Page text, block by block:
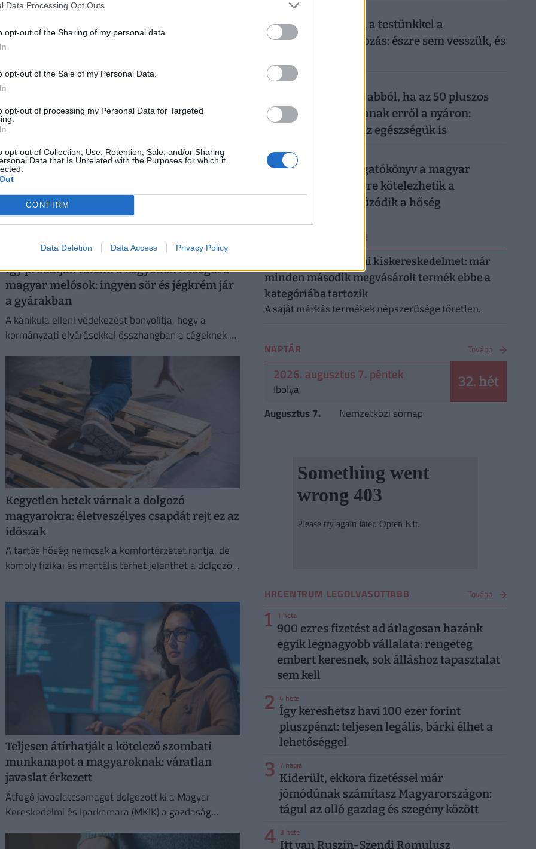
Data Processing Opt Outs
opt-out of the Sharing of my personal data.
opt-out of the Sale of my Personal Data.
opt-out of processing my Personal Data for Targeted
opt-out of Collection, Use, Retention, Sale, and/or Sharing
Data that Is Unrelated with the Purposes for which it
CONFIRM
Data Deletion Data Access Privacy Policy
amire senki sem számított: teljesen
országot
Súlyos munkaerőhiányt és fenntarthatatlan bérspirált
okozott Oroszországban a háborús gazdálkodás.
Így próbálják túlélni a kegyetlen hőséget a
magyar melósok: ingyen sör és jégkrém jár
a gyárakban
A kánikula elleni védekezést bonyolítja, hogy a
kormányzati elvárásokkal összhangban a cégeknek az
Kegyetlen hetek várnak a dolgozó
magyarokra: életveszélyes csapdát rejt ez az
időszak
A tartós hőség nemcsak a komfortérzetet rontja, de
komoly fizikai és mentális terhet jelenthet a dolgozók
Teljesen átírhatják a kötelező szombati
munkanapot a magyaroknak: váratlan
javaslat érkezett
Átfogó javaslatcsomagot dolgozott ki a Magyar
Kereskedelmi és Iparkamara (MKIK) a gazdaság
energiaválság kezelése érdekében.
2026. augusztus 6.
Sokkoló, mit művel a testünkkel a
mindennapi mobilozás: észre sem vesszük, és
2026. augusztus 6.
Komoly baj is lehet abból, ha az 50 pluszos
magyarok lemondanak erről a nyáron:
könnyen rámehet az egészségük is
2026. augusztus 6.
Készül a válságforgatókönyv a magyar
munkahelyeken: erre kötelezhetik a
dolgozókat, ha elhúzódik a hőség
ERRŐL NE MARADJ LE!
Letarolták az európai kiskereskedelmet: már
minden második megvásárolt termék ebbe a
kategóriába tartozik
A saját márkás termékek népszerűsége töretlen.
NAPTÁR Tovább
2026. augusztus 7. péntek
Ibolya 32. hét
Augusztus 7. Nemzetközi sörnap
HRCENTRUM LEGOLVASOTTABB Tovább
1 1 hete
900 ezres fizetést ad átlagosan hazánk
egyik legnagyobb vállalata: rengeteg
embert keresnek, sok álláshoz tapasztalat
sem kell
2 4 hete
Így kereshetsz havi 100 ezer forint
pluszpénzt: teljesen legális, bárki élhet a
lehetőséggel
3 7 napja
Kiderült, ekkora fizetéssel már
jómódúnak számítasz Magyarországon:
tágul az olló gazdag és szegény között
4 3 hete
Itt van Ruszin-Szendi Romulusz